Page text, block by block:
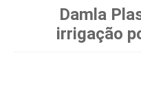
Damla
irrigação